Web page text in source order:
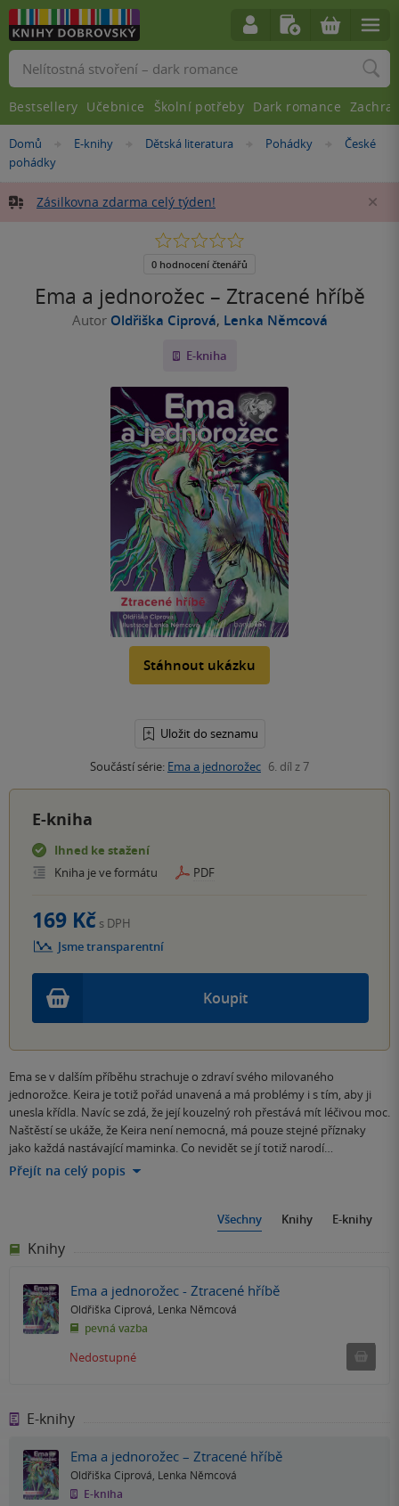
Nacházíte
se
Domů »
E-knihy »
Dětská literatura »Pohádky »
České
pohádky
Zásilkovna zdarma celý týden!
Ema a jednorožec – Ztracené hříbě
Autor Oldřiška Ciprová, Lenka Němcová
E-kniha
Stáhnout ukázku
Uložit do seznamu
Součástí série: Ema a jednorožec 6. díl z 7
0.0
5
0 hodnocení čtenářů
E-kniha
Ihned ke stažení
Kniha je ve formátu
PDF
Koupit
169 Kč s DPH
Jsme transparentní
Ema se v dalším příběhu strachuje o zdraví svého milovaného
jednorožce. Keira je totiž pořád unavená a má problémy i s tím, aby ji
unesla křídla. Navíc se zdá, že její kouzelný roh přestává mít léčivou moc.
Naštěstí se ukáže, že Keira není nemocná, má pouze stejné příznaky
jako každá nastávající maminka. Co nevidět se jí totiž narodí…
Přejít na celý popis
Všechny Knihy E-knihy
Knihy
Ema a jednorožec - Ztracené hříbě
Oldřiška Ciprová Lenka Němcová
pevná vazba
Nedostupné
E-knihy
Ema a jednorožec – Ztracené hříbě
Oldřiška Ciprová Lenka Němcová
E-kniha
Vyhledávání
Bestsellery Učebnice Školní potřeby Dark romance